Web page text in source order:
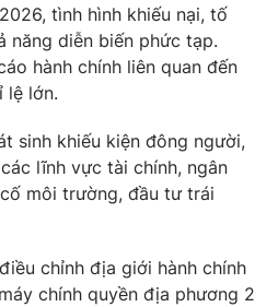
tình hình khiếu nại, tố
năng diễn biến phức tạp.
hành chính liên quan đến
lệ lớn.
sinh khiếu kiện đông người,
lĩnh vực tài chính, ngân
môi trường, đầu tư trái
chỉnh địa giới hành chính
chính quyền địa phương 2